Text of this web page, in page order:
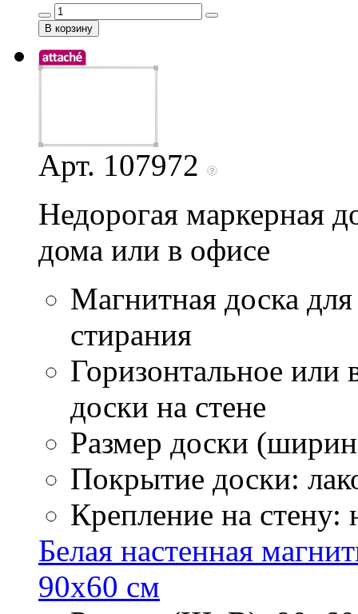
Арт. 107972
Недорогая маркерная
дома или в офисе
Магнитная доска
стирания
Горизонтальное или
доски на стене
Размер доски
Покрытие доски:
Крепление на стену:
Белая настенная
90х60 см